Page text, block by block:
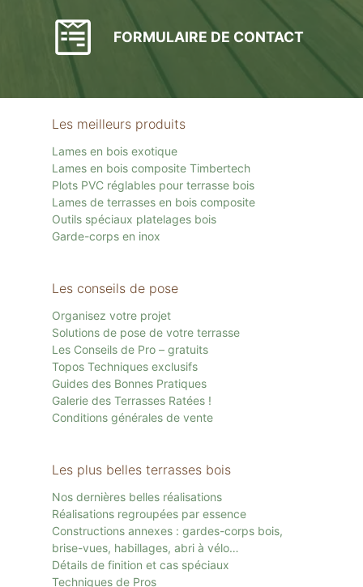
FORMULAIRE DE CONTACT
Les meilleurs produits
Lames en bois exotique
Lames en bois composite Timbertech
Plots PVC réglables pour terrasse bois
Lames de terrasses en bois composite
Outils spéciaux platelages bois
Garde-corps en inox
Les conseils de pose
Organisez votre projet
Solutions de pose de votre terrasse
Les Conseils de Pro – gratuits
Topos Techniques exclusifs
Guides des Bonnes Pratiques
Galerie des Terrasses Ratées !
Conditions générales de vente
Les plus belles terrasses bois
Nos dernières belles réalisations
Réalisations regroupées par essence
Constructions annexes : gardes-corps bois,
brise-vues, habillages, abri à vélo…
Détails de finition et cas spéciaux
Techniques de Pros